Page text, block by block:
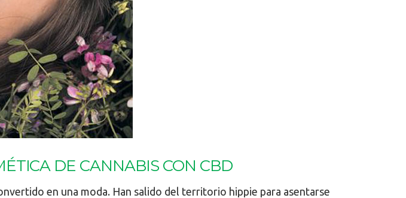
DE CANNABIS CON CBD
en una moda. Han salido del territorio hippie para asentarse